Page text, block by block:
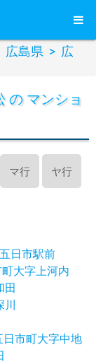
広島県 > 広
の マンショ
マ行 ヤ行
五日市駅前
大字上河内
田
日市町大字中地